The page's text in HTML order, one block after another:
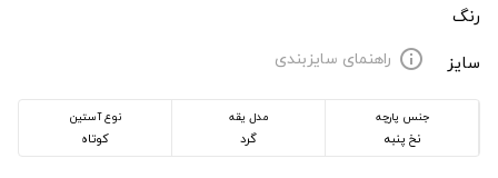
رنگ
سایز
info راهنمای سایزبندی
جنس پارچه
نخ پنبه
مدل یقه
گرد
نوع آستین
کوتاه